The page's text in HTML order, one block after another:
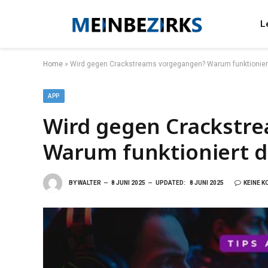
Home » Wird gegen Crackstreams vorgegangen? Warum
APP
Wird gegen
Warum funktioniert
BYWALTER 8 JUNI 2025 UPDATED: 8 JUNI 2025 KEINE